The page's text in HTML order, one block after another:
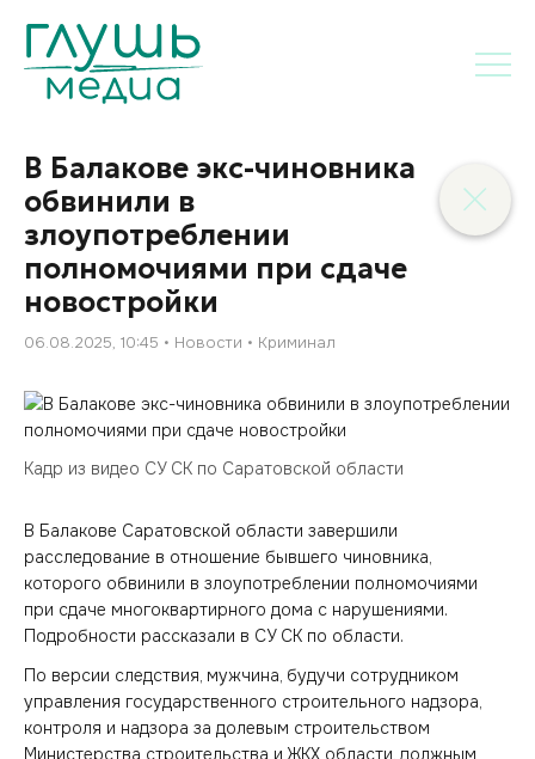
В Балакове экс-чиновника
обвинили в
злоупотреблении
полномочиями при сдаче
новостройки
06.08.2025, 10:45 Новости Криминал
Кадр из видео СУ СК по Саратовской области
В Балакове Саратовской области завершили
расследование в отношение бывшего чиновника,
которого обвинили в злоупотреблении полномочиями
при сдаче многоквартирного дома с нарушениями.
Подробности рассказали в СУ СК по области.
По версии следствия, мужчина, будучи сотрудником
управления государственного строительного надзора,
контроля и надзора за долевым строительством
Министерства строительства и ЖКХ области, должным